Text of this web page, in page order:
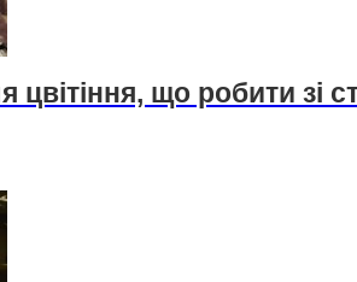
цвітіння, що робити зі